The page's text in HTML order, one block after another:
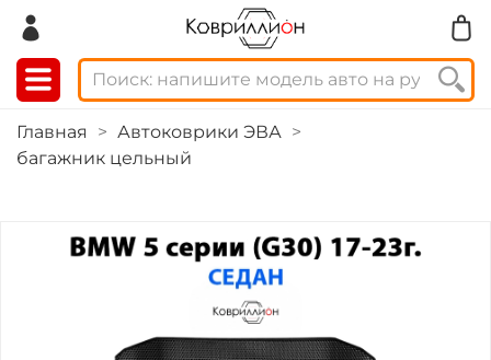
Главная
Автоковрики ЭВА
багажник цельный